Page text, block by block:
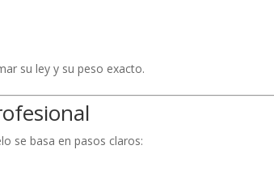
su ley y su peso exacto.
se basa en pasos claros: